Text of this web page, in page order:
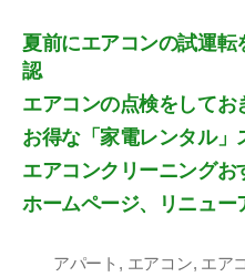
夏前にエアコンの試運
認
エアコンの点検をしてお
お得な「家電レンタル」
エアコンクリーニングお
ホームページ、リニュー
アパート , エアコン, エア